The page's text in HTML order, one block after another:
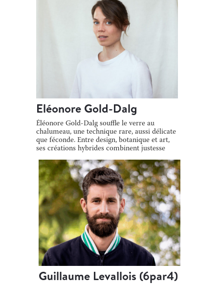
Eléonore Gold-Dalg
Éléonore Gold-Dalg souffle le verre au
chalumeau, une technique rare, aussi délicate
que féconde. Entre design, botanique et art,
ses créations hybrides combinent justesse
Guillaume Levallois (6par4)